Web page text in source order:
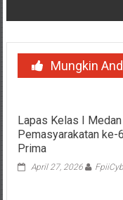
Mungkin
Lapas Kelas I
Pemasyarakatan
Prima
April 27, 2026